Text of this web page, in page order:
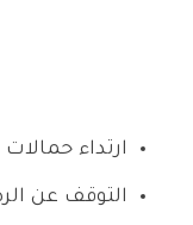
ارتداء
التوقف عن